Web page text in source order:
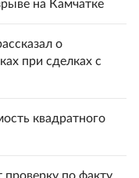
на Камчатке
о
при сделках с
квадратного